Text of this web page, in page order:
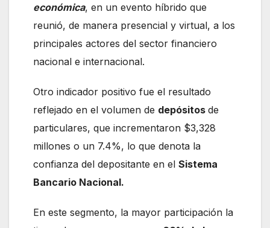
económica, en un evento híbrido que
reunió, de manera presencial y virtual, a los
principales actores del sector financiero
nacional e internacional.
Otro indicador positivo fue el resultado
reflejado en el volumen de depósitos de
particulares, que incrementaron $3,328
millones o un 7.4%, lo que denota la
confianza del depositante en el Sistema
Bancario Nacional.
En este segmento, la mayor participación la